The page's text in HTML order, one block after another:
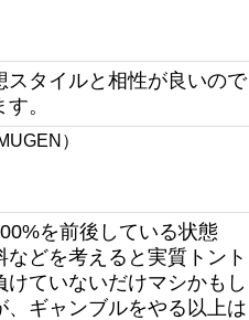
スタイルと相性が良いので
。
）
を前後している状態
などを考えると実質トント
けていないだけマシかもし
、ギャンブルをやる以上は